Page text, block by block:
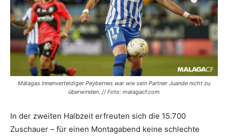
Málagas Innenverteidiger Peybernes war wie sein Partner Juande nicht zu
überwinden. // Foto: malagacf.com
In der zweiten Halbzeit erfreuten sich die 15.700
Zuschauer – für einen Montagabend keine schlechte